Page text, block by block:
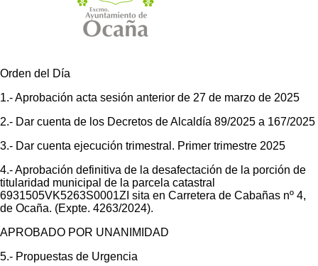
Orden del Día
1.- Aprobación acta sesión anterior de 27 de marzo de 2025
2.- Dar cuenta de los Decretos de Alcaldía 89/2025 a 167/2025
3.- Dar cuenta ejecución trimestral. Primer trimestre 2025
4.- Aprobación definitiva de la desafectación de la porción de
titularidad municipal de la parcela catastral
6931505VK5263S0001ZI sita en Carretera de Cabañas nº 4,
de Ocaña. (Expte. 4263/2024).
APROBADO POR UNANIMIDAD
5.- Propuestas de Urgencia